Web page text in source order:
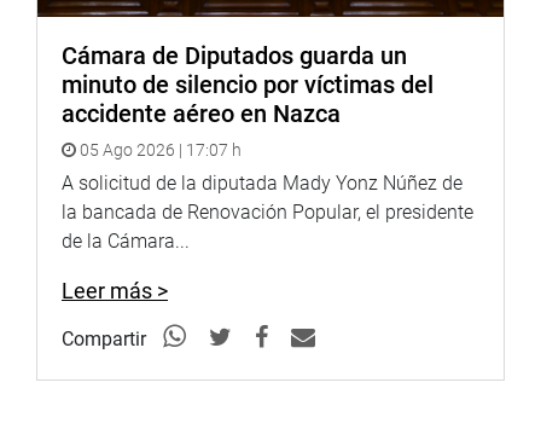
Cámara de Diputados guarda un
minuto de silencio por víctimas del
accidente aéreo en Nazca
05 Ago 2026 | 17:07 h
A solicitud de la diputada Mady Yonz Núñez de
la bancada de Renovación Popular, el presidente
de la Cámara...
Leer más >
Compartir